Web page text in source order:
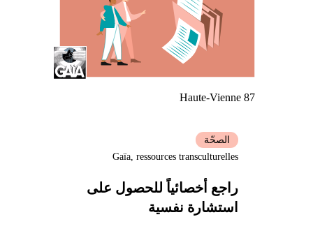
Haute-Vienne 87
راجع أخصائياً للحصول على
استشارة نفسية
الصحّة
Gaïa, ressources transculturelles